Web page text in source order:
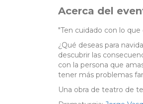
Acerca del
"Ten cuidado con lo
¿Qué deseas para
descubrir las
con la persona que
tener más problemas
Una obra de teatro de